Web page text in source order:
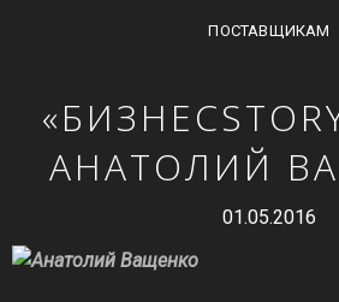
ПОСТАВЩИКАМ
АНАТОЛИЙ
01.05.2016